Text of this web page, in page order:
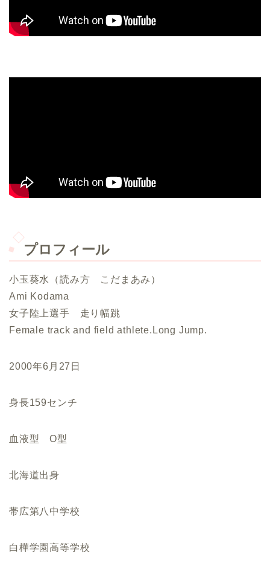
プロフィール
小玉葵水（読み方 こだまあみ）
Ami Kodama
女子陸上選手 走り幅跳
Female track and field athlete.Long Jump.
2000年6月27日
身長159センチ
血液型 O型
北海道出身
帯広第八中学校
白樺学園高等学校